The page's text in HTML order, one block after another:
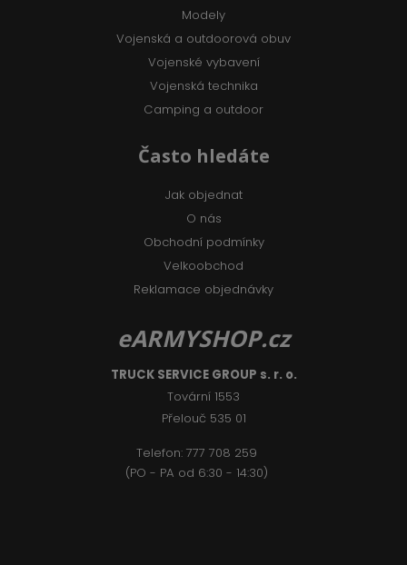
Modely
Vojenská a outdoorová obuv
Vojenské vybavení
Vojenská technika
Camping a outdoor
Často hledáte
Jak objednat
O nás
Obchodní podmínky
Velkoobchod
Reklamace objednávky
eARMYSHOP.cz
TRUCK SERVICE GROUP s. r. o.
Tovární 1553
Přelouč 535 01
Telefon: 777 708 259
(PO - PA od 6:30 - 14:30)